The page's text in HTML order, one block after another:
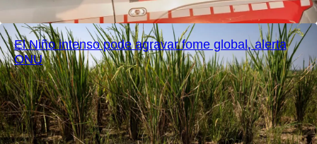
El Niño intenso pode agravar fome global, alerta
ONU